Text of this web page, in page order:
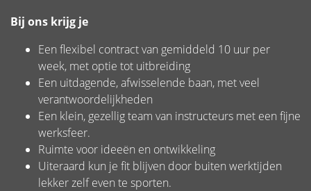
Bij ons krijg je
Een flexibel contract van gemiddeld 10 uur per
week, met optie tot uitbreiding
Een uitdagende, afwisselende baan, met veel
verantwoordelijkheden
Een klein, gezellig team van instructeurs met een fijne
werksfeer.
Ruimte voor ideeën en ontwikkeling
Uiteraard kun je fit blijven door buiten werktijden
lekker zelf even te sporten.